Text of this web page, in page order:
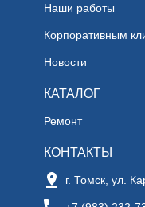
Наши работы
Корпоративным
Новости
КАТАЛОГ
Ремонт
КОНТАКТЫ
г. Томск, ул.